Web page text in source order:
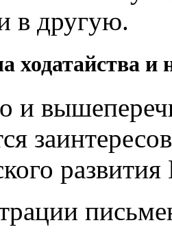
в другую.
ходатайства и
и